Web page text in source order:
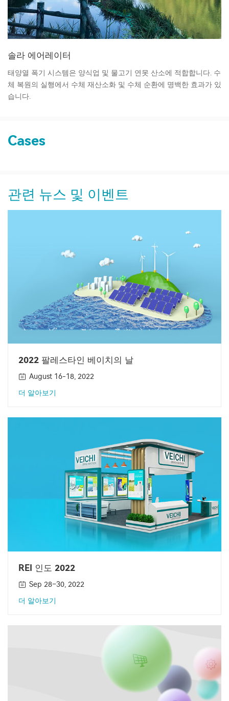
솔라 에어레이터
태양열 폭기 시스템은 양식업 및 물고기 연못 산소에 적합합니다. 수
체 복원의 실행에서 수체 재산소화 및 수체 순환에 명백한 효과가 있
습니다.
Cases
관련 뉴스 및 이벤트
2022 팔레스타인 베이치의 날
August 16-18, 2022
더 알아보기
REI 인도 2022
Sep 28–30, 2022
더 알아보기